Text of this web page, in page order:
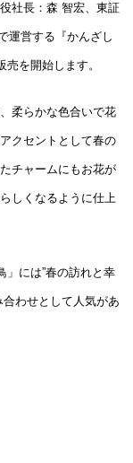
社長：森 智宏、東証
運営する『かんざし
を開始します。
柔らかな色合いで花
クセントとして春の
チャームにもお花が
しくなるように仕上
」には”春の訪れと幸
わせとして人気があ